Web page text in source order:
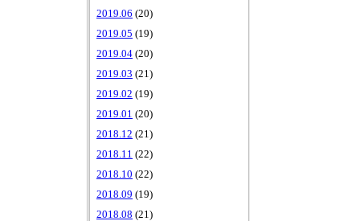
2019.06 (20)
2019.05 (19)
2019.04 (20)
2019.03 (21)
2019.02 (19)
2019.01 (20)
2018.12 (21)
2018.11 (22)
2018.10 (22)
2018.09 (19)
2018.08 (21)